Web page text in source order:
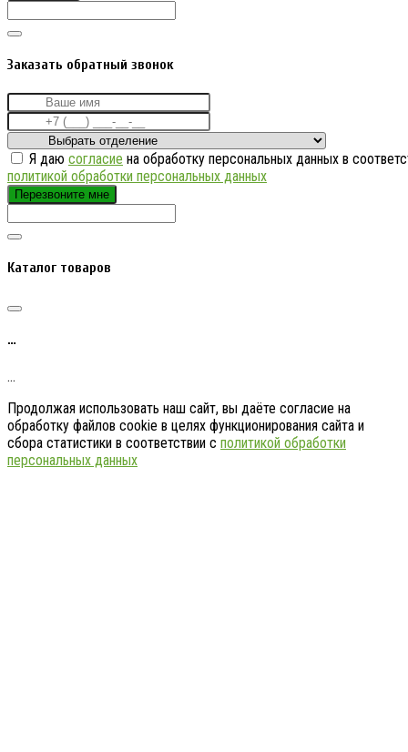
Заказать обратный звонок
Я даю согласие на обработку персональных данных в
политикой обработки персональных данных
Перезвоните мне
Каталог товаров
…
…
Продолжая использовать наш сайт, вы даёте согласие на
обработку файлов cookie в целях функционирования сайта и
сбора статистики в соответствии с политикой обработки
персональных данных